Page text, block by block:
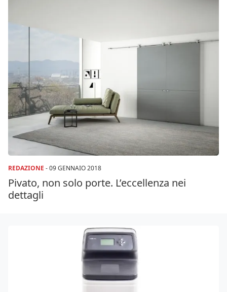
REDAZIONE -09 GENNAIO 2018
Pivato, non solo porte. L’eccellenza nei
dettagli